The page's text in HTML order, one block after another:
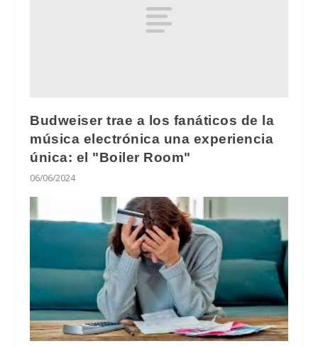
Budweiser trae a los fanáticos de la
música electrónica una experiencia
única: el "Boiler Room"
06/06/2024